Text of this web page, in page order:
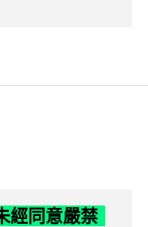
經同意嚴禁